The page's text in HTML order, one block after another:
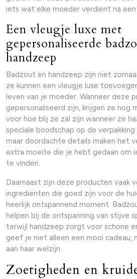
iets wat elke moeder verdient na een
Een vleugje luxe met
gepersonaliseerde
handzeep
Badzout en handzeep zijn niet
ze kunnen een vleugje luxe
leven van je moeder. Wanneer deze
gepersonaliseerd zijn, krijgen ze nog
voor hoe blij ze zal zijn wanneer ze
speciale boodschap op de
maar doordachte details maken het
extra moeite die je hebt gedaan om
te vinden.
Daarnaast zijn deze producten vaak
ingrediënten die goed zijn voor de
heerlijk ontspannend moment.
helpen bij de ontspanning van stijve
terwijl handzeep zorgt voor schone
geef je niet alleen een mooi cadeau,
aan haar welzijn.
Zoetigheden en